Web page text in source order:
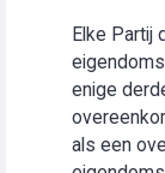
Elke Partij
enige
als een